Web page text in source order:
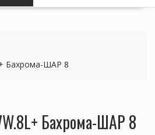
Бахрома-ШАР 8
Бахрома-ШАР 8